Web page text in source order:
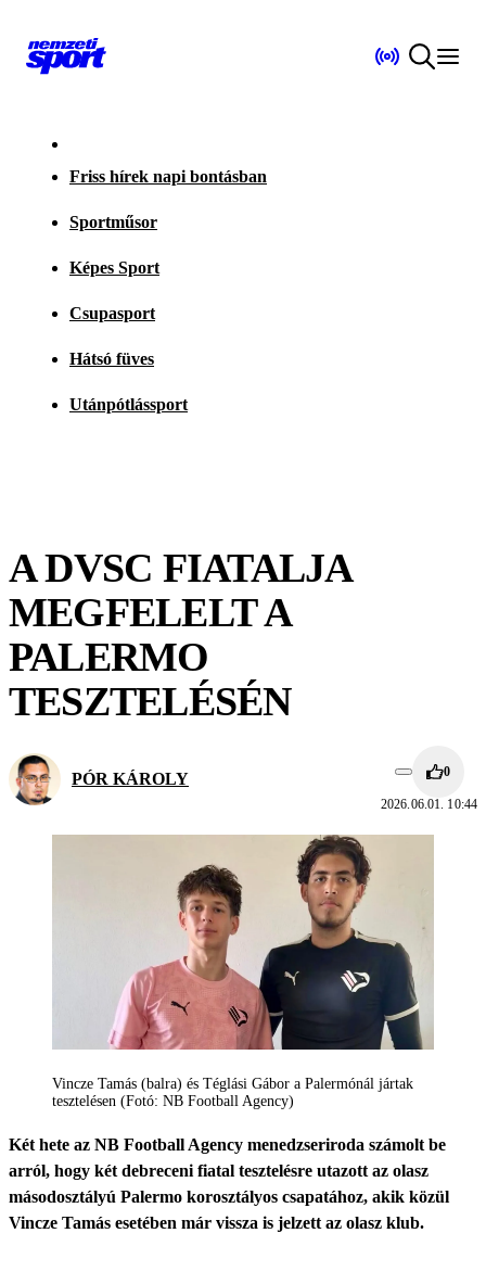
Friss hírek napi bontásban
Sportműsor
Képes Sport
Csupasport
Hátsó füves
Utánpótlássport
A DVSC FIATALJA
MEGFELELT A
PALERMO
TESZTELÉSÉN
PÓR KÁROLY 0
2026.06.01. 10:44
Vincze Tamás (balra) és Téglási Gábor a Palermónál jártak
tesztelésen (Fotó: NB Football Agency)
Két hete az NB Football Agency menedzseriroda számolt be
arról, hogy két debreceni fiatal tesztelésre utazott az olasz
másodosztályú Palermo korosztályos csapatához, akik közül
Vincze Tamás esetében már vissza is jelzett az olasz klub.